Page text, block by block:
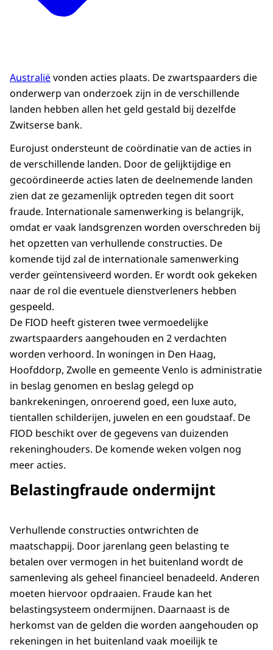
Australiëvonden acties plaats. De zwartspaarders die
onderwerp van onderzoek zijn in de verschillende
landen hebben allen het geld gestald bij dezelfde
Zwitserse bank.
Eurojust ondersteunt de coördinatie van de acties in
de verschillende landen. Door de gelijktijdige en
gecoördineerde acties laten de deelnemende landen
zien dat ze gezamenlijk optreden tegen dit soort
fraude. Internationale samenwerking is belangrijk,
omdat er vaak landsgrenzen worden overschreden bij
het opzetten van verhullende constructies. De
komende tijd zal de internationale samenwerking
verder geïntensiveerd worden. Er wordt ook gekeken
naar de rol die eventuele dienstverleners hebben
gespeeld.
De FIOD heeft gisteren twee vermoedelijke
zwartspaarders aangehouden en 2 verdachten
worden verhoord. In woningen in Den Haag,
Hoofddorp, Zwolle en gemeente Venlo is administratie
in beslag genomen en beslag gelegd op
bankrekeningen, onroerend goed, een luxe auto,
tientallen schilderijen, juwelen en een goudstaaf. De
FIOD beschikt over de gegevens van duizenden
rekeninghouders. De komende weken volgen nog
meer acties.
Belastingfraude ondermijnt
Verhullende constructies ontwrichten de
maatschappij. Door jarenlang geen belasting te
betalen over vermogen in het buitenland wordt de
samenleving als geheel financieel benadeeld. Anderen
moeten hiervoor opdraaien. Fraude kan het
belastingsysteem ondermijnen. Daarnaast is de
herkomst van de gelden die worden aangehouden op
rekeningen in het buitenland vaak moeilijk te